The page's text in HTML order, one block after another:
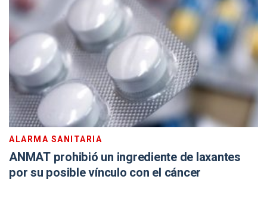
ALARMA SANITARIA
ANMAT prohibió un ingrediente de laxantes
por su posible vínculo con el cáncer